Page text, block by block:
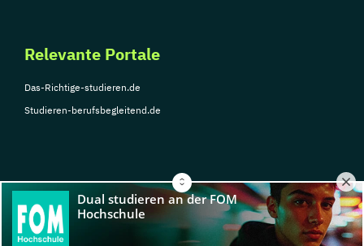
Relevante Portale
Das-Richtige-studieren.de
Studieren-berufsbegleitend.de
© Copyright 2026, TarGroup Media GmbH
Impressum
Datenschutzerklärung Nutzungsbedingungen